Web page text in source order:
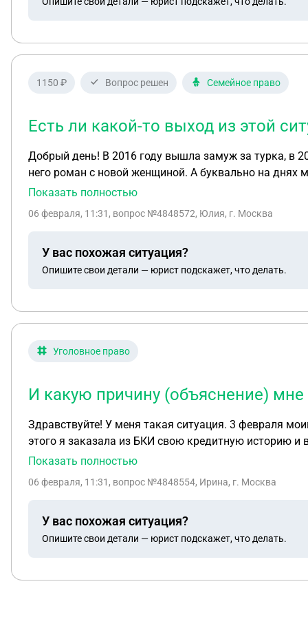
1150 ₽ Вопрос решен Семейное право
Есть ли какой-то выход из этой
Добрый день! В 2016 году вышла замуж за турка, в 2021 мы разошлись, детей нет, совместно нажитого имущества нет. Через общих знакомых узнала, что у
него роман с новой женщиной. А буквально на днях
суд, о разводе + взыскания с меня оплаты услуг
Развестись я согласна, но не на оплату услуг
суд принял решение в его пользу, то получается,
делать? Заранее спасибо
Показать полностью
06 февраля, 11:31 , вопрос №4848572, Юлия, г. Москва
У вас похожая ситуация?
Опишите свои детали — юрист подскажет, что делать.
Уголовное право
И какую причину (объяснение) мне
Здравствуйте! У меня такая ситуация. 3 февраля
этого я заказала из БКИ свою кредитную историю и
судебные приставы, а коллекторы, так как никакого
аннулировать займы. Вскоре мне позвонили из МФО И выяснилось, что эти займы без моего ведома (без согласия, без оповещения, разрешения и
04.02.2026, уголовное дело еще не возбуждено. В полиции
забрать заявление из полиции, чтобы на моего
Показать полностью
06 февраля, 11:31 , вопрос №4848554, Ирина, г. Москва
У вас похожая ситуация?
Опишите свои детали — юрист подскажет, что делать.